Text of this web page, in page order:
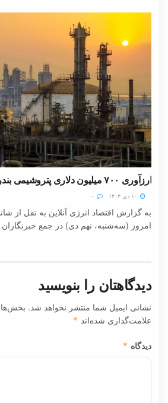
ارزآوری ۷۰۰ میلیون دلاری پتروشیمی بندر امام
به گزارش اقتصاد انرژی آنلاین به نقل از
امروز (سه‌شنبه، نهم دی) در جمع خبرنگاران
دیدگاهتان را بنویسید
نشانی ایمیل شما منتشر نخواهد شد.
علامت‌گذاری شده‌اند *
دیدگاه *